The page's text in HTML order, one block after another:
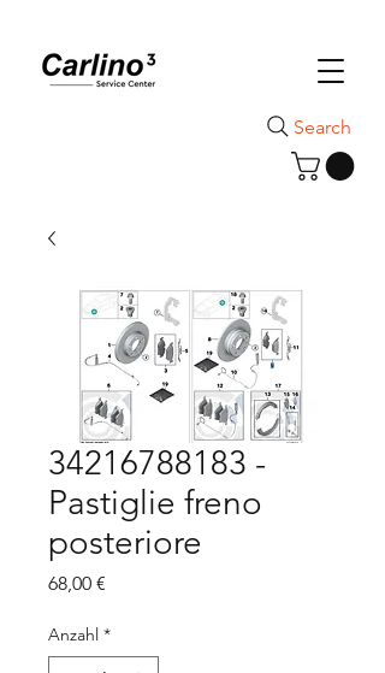
Search
34216788183 -
Pastiglie freno
posteriore
68,00 €
Anzahl *